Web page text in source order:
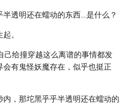
透明还在蠕动的东西....是什么？
。
己给撞穿越这么离谱的事情都发
有鬼怪妖魔存在，似乎也挺正
，那坨黑乎乎半透明还在蠕动的